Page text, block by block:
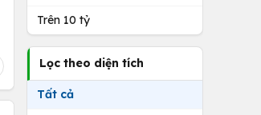
Trên 10 tỷ
Lọc theo diện tích
Tất cả